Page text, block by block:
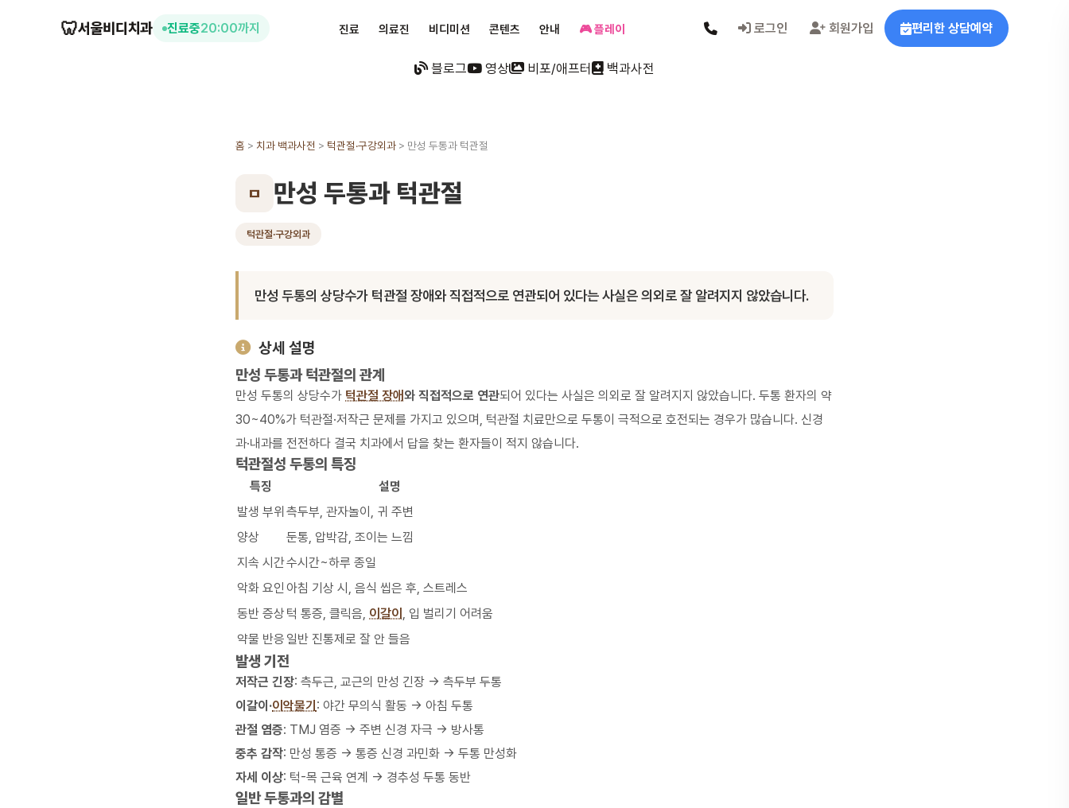
🦷서울비디치과 진료중20:00까지 진료 의료진 비디미션 콘텐츠 안내 🎮 플레이 로그인 회원가입 편리한 상담예약
블로그 영상 비포/애프터 백과사전
홈 > 치과 백과사전 > 턱관절·구강외과 > 만성 두통과 턱관절
ㅁ 만성 두통과 턱관절
턱관절·구강외과
만성 두통의 상당수가 턱관절 장애와 직접적으로 연관되어 있다는 사실은 의외로 잘 알려지지 않았습니다.
상세 설명
만성 두통과 턱관절의 관계
만성 두통의 상당수가 턱관절 장애와 직접적으로 연관되어 있다는 사실은 의외로 잘 알려지지 않았습니다. 두통 환자의 약
30~40%가 턱관절·저작근 문제를 가지고 있으며, 턱관절 치료만으로 두통이 극적으로 호전되는 경우가 많습니다. 신경
과·내과를 전전하다 결국 치과에서 답을 찾는 환자들이 적지 않습니다.
턱관절성 두통의 특징
특징
설명
발생 부위 측두부, 관자놀이, 귀 주변
양상
둔통, 압박감, 조이는 느낌
지속 시간수시간~하루 종일
악화 요인 아침 기상 시, 음식 씹은 후, 스트레스
동반 증상 턱 통증, 클릭음, 이갈이 , 입 벌리기 어려움
약물 반응 일반 진통제로 잘 안 들음
발생 기전
저작근 긴장: 측두근, 교근의 만성 긴장 → 측두부 두통
이갈이·이악물기 : 야간 무의식 활동 → 아침 두통
관절 염증: TMJ 염증 → 주변 신경 자극 → 방사통
중추 감작: 만성 통증 → 통증 신경 과민화 → 두통 만성화
자세 이상: 턱-목 근육 연계 → 경추성 두통 동반
일반 두통과의 감별